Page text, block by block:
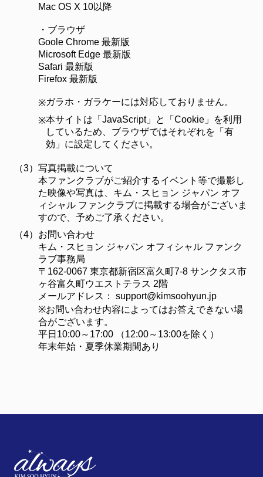
Mac OS X 10以降
・ブラウザ
Goole Chrome 最新版
Microsoft Edge 最新版
Safari 最新版
Firefox 最新版
※ガラホ・ガラケーには対応しておりません。
※本サイトは「JavaScript」と「Cookie」を利用
しているため、ブラウザではそれぞれを「有
効」に設定してください。
（3） 写真掲載について
本ファンクラブがご紹介するイベント等で撮影し
た映像や写真は、キム・スヒョン ジャパン オフ
ィシャル ファンクラブに掲載する場合がございま
すので、予めご了承ください。
（4） お問い合わせ
キム・スヒョン ジャパン オフィシャル ファンク
ラブ事務局
〒162-0067 東京都新宿区富久町7-8 サンクタス市
ヶ谷富久町ウエストテラス 2階
メールアドレス： support@kimsoohyun.jp
※お問い合わせ内容によってはお答えできない場
合がございます。
平日10:00～17:00 （12:00～13:00を除く）
年末年始・夏季休業期間あり